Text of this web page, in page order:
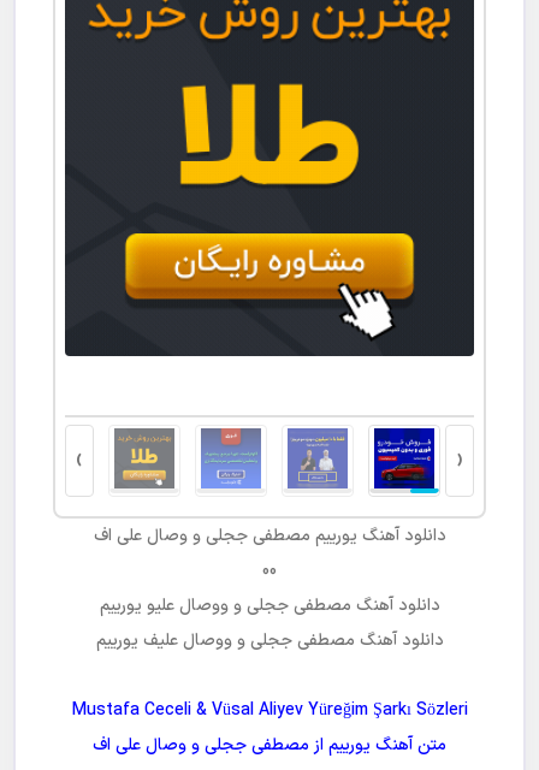
‹
›
دانلود آهنگ یورییم مصطفی ججلی و وصال علی اف
00
دانلود آهنگ مصطفی ججلی و ووصال علیو یورییم
دانلود آهنگ مصطفی ججلی و ووصال علیف یورییم
Mustafa Ceceli & Vüsal Aliyev Yüreğim Şarkı Sözleri
متن آهنگ یورییم از مصطفی ججلی و وصال علی اف